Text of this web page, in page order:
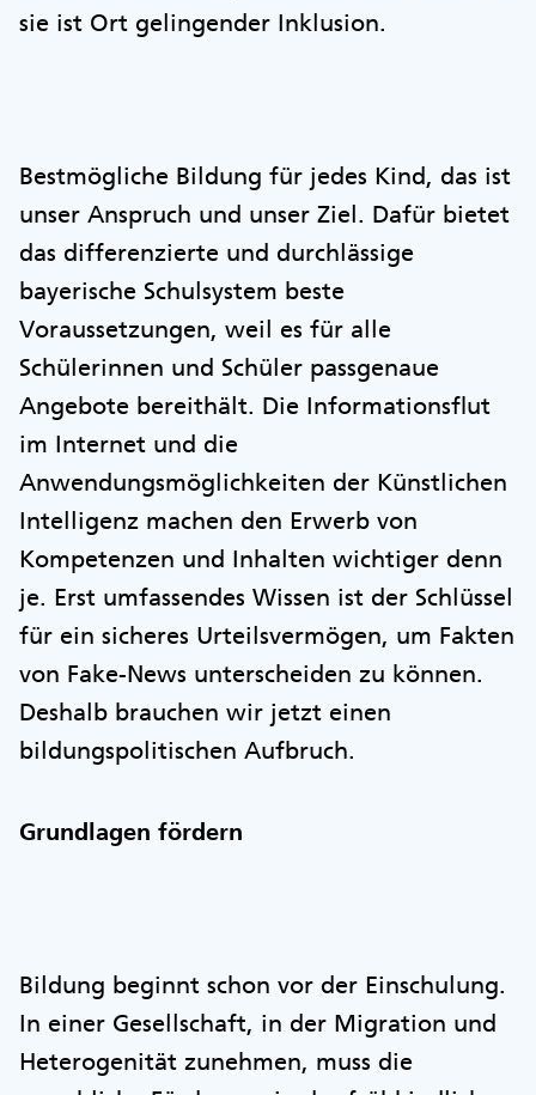
sie ist Ort gelingender Inklusion.
Bestmögliche Bildung für jedes Kind, das ist
unser Anspruch und unser Ziel. Dafür bietet
das differenzierte und durchlässige
bayerische Schulsystem beste
Voraussetzungen, weil es für alle
Schülerinnen und Schüler passgenaue
Angebote bereithält. Die Informationsflut
im Internet und die
Anwendungsmöglichkeiten der Künstlichen
Intelligenz machen den Erwerb von
Kompetenzen und Inhalten wichtiger denn
je. Erst umfassendes Wissen ist der Schlüssel
für ein sicheres Urteilsvermögen, um Fakten
von Fake-News unterscheiden zu können.
Deshalb brauchen wir jetzt einen
bildungspolitischen Aufbruch.
Grundlagen fördern
Bildung beginnt schon vor der Einschulung.
In einer Gesellschaft, in der Migration und
Heterogenität zunehmen, muss die